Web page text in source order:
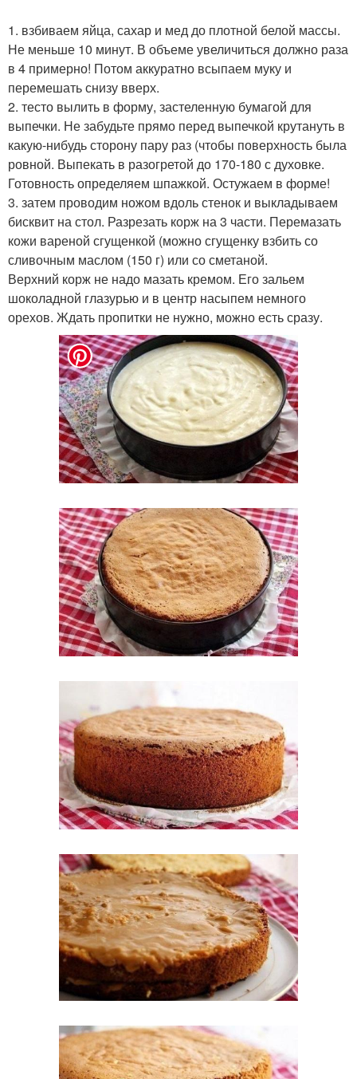
1. взбиваем яйца, сахар и мед до плотной белой массы.
Не меньше 10 минут. В объеме увеличиться должно раза
в 4 примерно! Потом аккуратно всыпаем муку и
перемешать снизу вверх.
2. тесто вылить в форму, застеленную бумагой для
выпечки. Не забудьте прямо перед выпечкой крутануть в
какую-нибудь сторону пару раз (чтобы поверхность была
ровной. Выпекать в разогретой до 170-180 с духовке.
Готовность определяем шпажкой. Остужаем в форме!
3. затем проводим ножом вдоль стенок и выкладываем
бисквит на стол. Разрезать корж на 3 части. Перемазать
кожи вареной сгущенкой (можно сгущенку взбить со
сливочным маслом (150 г) или со сметаной.
Верхний корж не надо мазать кремом. Его зальем
шоколадной глазурью и в центр насыпем немного
орехов. Ждать пропитки не нужно, можно есть сразу.